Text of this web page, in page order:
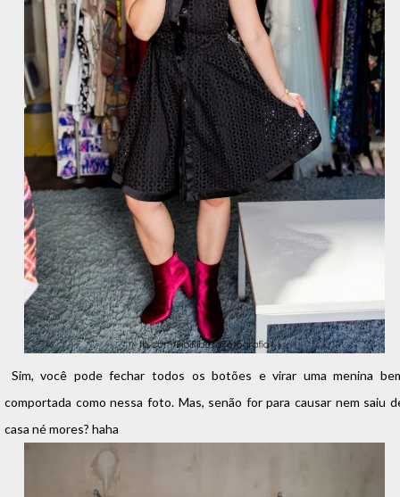
Sim, você pode fechar todos os botões e virar uma menina
comportada como nessa foto. Mas, senão for para causar nem saiu
casa né mores? haha